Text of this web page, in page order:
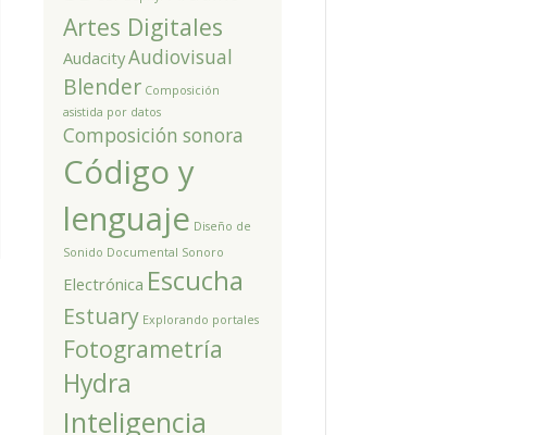
Artes Digitales
AudacityAudiovisual
Blender Composición
asistida por datos
Composición sonora
Código y
lenguaje Diseño de
Sonido Documental Sonoro
Electrónica Escucha
Estuary Explorando portales
Fotogrametría
Hydra
Inteligencia